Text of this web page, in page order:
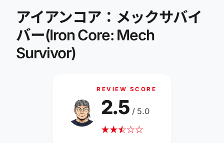
アイアンコア：メックサバイ
バー(Iron Core: Mech
Survivor)
REVIEW SCORE
★★☆
★☆☆
2.5 / 5.0